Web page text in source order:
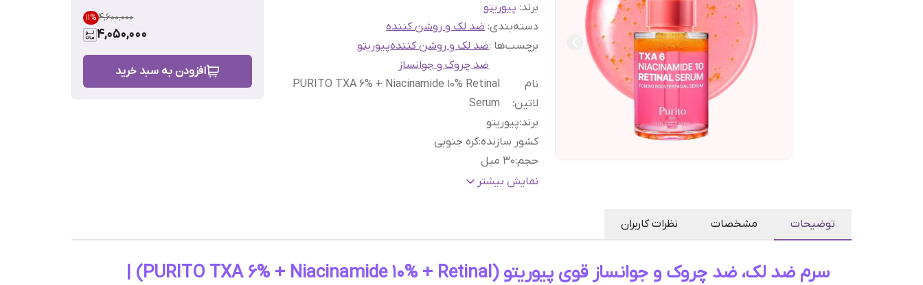
برند: پیوریتو
دسته‌بندی:ضد لک و روشن کننده
برچسب‌ها :ضد لک و روشن کنندهپیوریتو
ضد چروک و جوانساز
نام
لاتین:
PURITO TXA 6% + Niacinamide 10% Retinal
Serum
برند:پیوریتو
کشور سازنده:کره جنوبی
حجم:۳۰ میل
کاربرد:پوست کدر , ترمیم کننده , تسکین‌ دهنده , چین و
گارانتی و ضمانت
هفت روز ضمانت مرجوعی سفارش
نمایش بیشتر
۴٬۶۰۰٬۰۰۰ 11%
4,050,000
افزودن به سبد خرید
توضیحات مشخصات نظرات کاربران
سرم ضد لک، ضد چروک و جوانساز قوی پیوریتو (PURITO TXA 6% + Niacinamide 10% + Retinal) |